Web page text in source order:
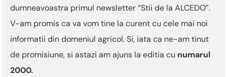
dumneavoastra primul newsletter “Stii de la ALCEDO”.
V-am promis ca va vom tine la curent cu cele mai noi
informatii din domeniul agricol. Si, iata ca ne-am tinut
de promisiune, si astazi am ajuns la editia cu numarul
2000.